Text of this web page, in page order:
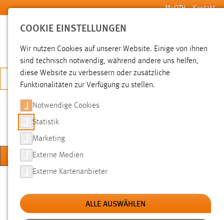
Zum Hauptinhalt springen MyOTH Kontakt
SUCHE
JETZT BEWERBEN
KOMPETENZZENTRUM
DIGITALE LEHRE
Sie sind hier:
COOKIE EINSTELLUNGEN
Wir nutzen Cookies auf unserer Website. Einige von ihnen
sind technisch notwendig, während andere uns helfen,
diese Website zu verbessern oder zusätzliche
Funktionalitäten zur Verfügung zu stellen.
Notwendige Cookies
Statistik
Marketing
Externe Medien
Externe Kartenanbieter
ALLE AUSWÄHLEN